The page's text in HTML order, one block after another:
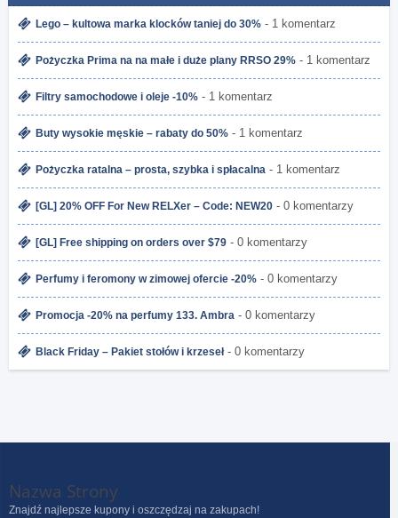
Lego – kultowa marka klocków taniej do 30% - 1 komentarz
Pożyczka Prima na na małe i duże plany RRSO 29% - 1 komentarz
Filtry samochodowe i oleje -10% - 1 komentarz
Buty wysokie męskie – rabaty do 50% - 1 komentarz
Pożyczka ratalna – prosta, szybka i spłacalna - 1 komentarz
[GL] 20% OFF For New RELXer – Code: NEW20 - 0 komentarzy
[GL] Free shipping on orders over $79 - 0 komentarzy
Perfumy i feromony w zimowej ofercie -20% - 0 komentarzy
Promocja -20% na perfumy 133. Ambra - 0 komentarzy
Black Friday – Pakiet stołów i krzeseł- 0 komentarzy
Nazwa Strony
Znajdź najlepsze kupony i oszczędzaj na zakupach!